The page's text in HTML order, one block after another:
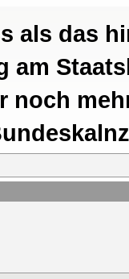
als das
am
noch